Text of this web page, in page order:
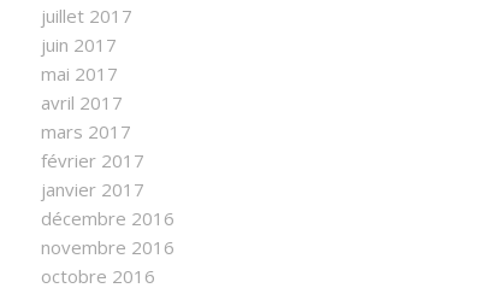
juillet 2017
juin 2017
mai 2017
avril 2017
mars 2017
février 2017
janvier 2017
décembre 2016
novembre 2016
octobre 2016